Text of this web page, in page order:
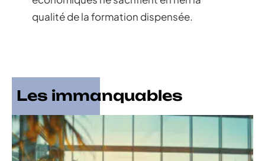
qualité de la formation dispensée.
Les immanquables